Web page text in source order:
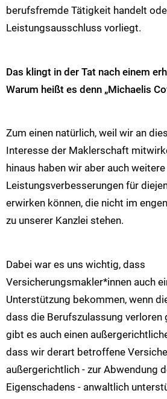
berufsfremde Tätigkeit handelt
Leistungsausschluss vorliegt.
Das klingt in der Tat nach einem
Warum heißt es denn „Michaelis
Zum einen natürlich, weil wir an
Interesse der Maklerschaft
hinaus haben wir aber auch weitere
Leistungsverbesserungen für
erwirken können, die nicht im
zu unserer Kanzlei stehen.
Dabei war es uns wichtig, dass
Versicherungsmakler*innen auch
Unterstützung bekommen, wenn
dass die Berufszulassung verloren
gibt es auch einen
dass wir derart betroffene
außergerichtlich - zur Abwendung
Eigenschadens - anwaltlich